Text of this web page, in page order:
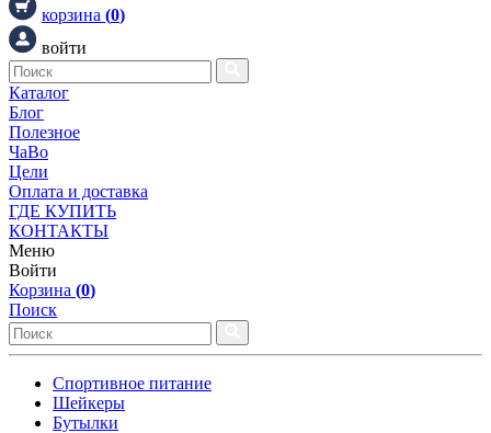
корзина (0)
войти
Каталог
Блог
Полезное
ЧаВо
Цели
Оплата и доставка
ГДЕ КУПИТЬ
КОНТАКТЫ
Меню
Войти
Корзина (0)
Поиск
Спортивное питание
Шейкеры
Бутылки